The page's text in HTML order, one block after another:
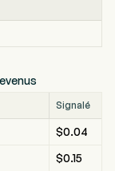
Signalé
$0.04
$0.15